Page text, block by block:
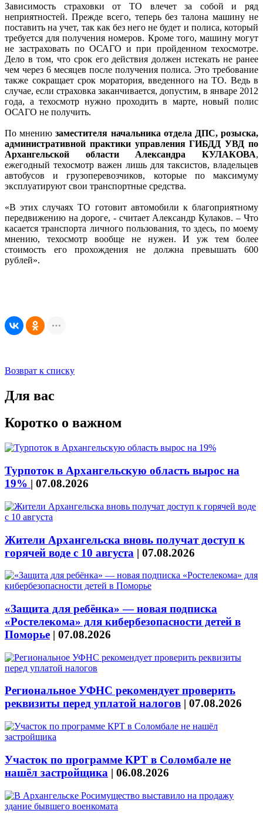
Зависимость страховки от ТО влечет за собой и ряд
неприятностей. Прежде всего, теперь без талона машину не
поставить на учет, так как без него не будет и полиса, который
требуется для получения номеров. Кроме того, машину могут
не застраховать по ОСАГО и при пройденном техосмотре.
Дело в том, что срок его действия должен истекать не ранее
чем через 6 месяцев после получения полиса. Это требование
также сокращает срок моратория, введенного на ТО. Ведь в
случае, если страховка заканчивается, допустим, в январе 2012
года, а техосмотр нужно проходить в марте, новый полис
ОСАГО не получить.
По мнениюзаместителя начальника отдела ДПС, розыска,
административной практики управления ГИБДД УВД по
Архангельской области Александра КУЛАКОВА,
ежегодный техосмотр важен лишь для таксистов, владельцев
автобусов и грузоперевозчиков, которые по максимуму
эксплуатируют свои транспортные средства.
«В этих случаях ТО готовит автомобили к благоприятному
передвижению на дороге, - считает Александр Кулаков. – Что
касается транспорта личного пользования, то здесь, по моему
мнению, техосмотр вообще не нужен. И уж тем более
стоимость его прохождения не должна превышать 600
рублей».
Возврат к списку
Для вас
Коротко о важном
Турпоток в Архангельскую область вырос на
19% | 07.08.2026
Жители Архангельска вновь получат доступ к
горячей воде с 10 августа | 07.08.2026
«Защита для ребёнка» — новая подписка
«Ростелекома» для кибербезопасности детей в
Поморье | 07.08.2026
Региональное УФНС рекомендует проверить
реквизиты перед уплатой налогов | 07.08.2026
Участок по программе КРТ в Соломбале не
нашёл застройщика | 06.08.2026